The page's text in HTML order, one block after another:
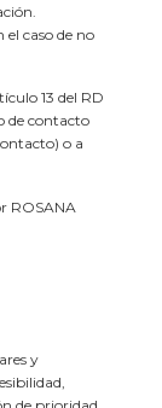
caso de no
13 del RD
de contacto
o a
ROSANA
y